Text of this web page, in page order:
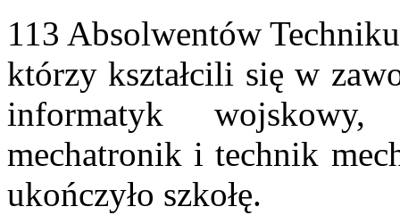
113 Absolwentów
którzy kształcili się w
informatyk
mechatronik i technik
ukończyło szkołę.